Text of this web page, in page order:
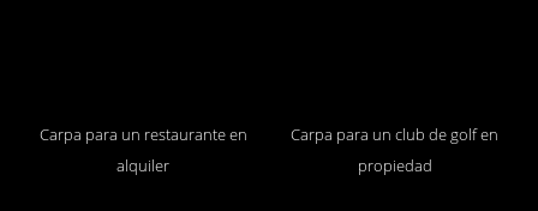
Carpa para un restaurante en
alquiler
Carpa para un club de golf en
propiedad